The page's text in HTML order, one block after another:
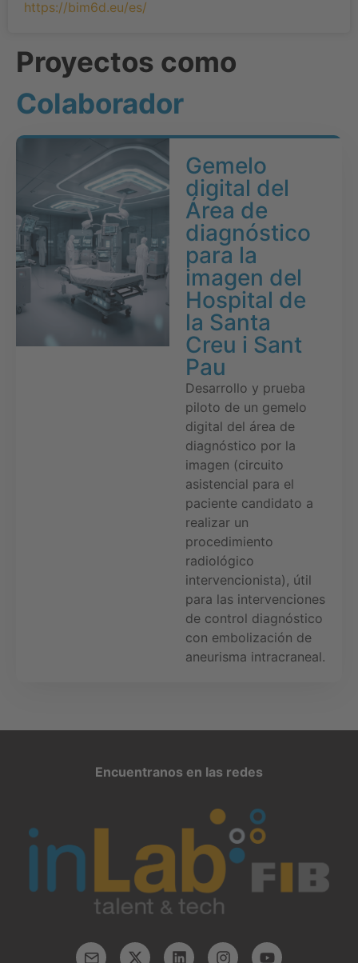
Proyectos como
Colaborador
Gemelo
digital del
Área de
diagnóstico
para la
imagen del
Hospital de
la Santa
Creu i Sant
Pau
Desarrollo y prueba
piloto de un gemelo
digital del área de
diagnóstico por la
imagen (circuito
asistencial para el
paciente candidato a
realizar un
procedimiento
radiológico
intervencionista), útil
para las intervenciones
de control diagnóstico
con embolización de
aneurisma intracraneal.
https://bim6d.eu/es/
Encuentranos en las redes